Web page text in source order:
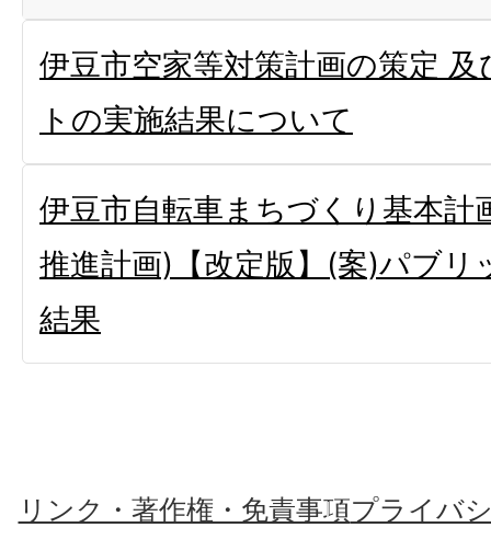
伊豆市空家等対策計画の策定
トの実施結果について
伊豆市自転車まちづくり基本計
推進計画)【改定版】(案)パブリ
結果
リンク・著作権・免責事項プライバ